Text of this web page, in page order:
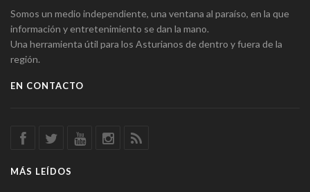
Somos un medio independiente, una ventana al paraíso, en la que
información y entretenimiento se dan la mano.
Una herramienta útil para los Asturianos de dentro y fuera de la
región.
EN CONTACTO
MÁS LEÍDOS